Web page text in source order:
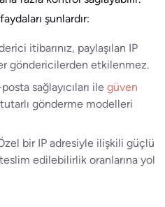
şunlardır:
itibarınız, paylaşılan IP
göndericilerden etkilenmez.
sağlayıcıları ile güven
gönderme modelleri
bir IP adresiyle ilişkili güçlü
edilebilirlik oranlarına yol